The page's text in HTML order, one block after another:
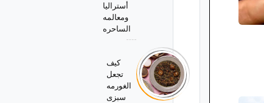
أسترالیا
ومعالمه
الساحره
کیف
تجعل
الغورمه
سبزی